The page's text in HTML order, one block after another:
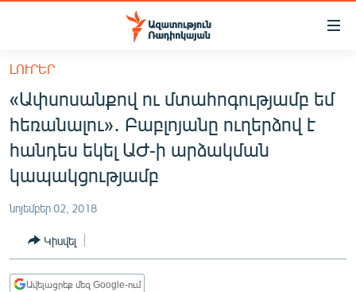
Մատչելիության
հիմնական
բովանդակությանը
Անցնել
հիմնական
մենյուին
Որոնում
ՀԱՅԱՍՏԱՆ
ՔԱՂԱՔԱԿԱՆ
ԸՆՏՐՈՒԹՅՈՒՆՆԵՐ 2026
ՏՆՏԵՍՈՒԹՅՈՒՆ
ՂԱՐԱԲԱՂ
ԼՈՒՐԵՐ
«Ափսոսանքով ու մտահոգությամբ եմ
հեռանալու»․ Բաբլոյանը ուղերձով է
հանդես եկել ԱԺ-ի արձակման
կապակցությամբ
նոյեմբեր 02, 2018
Կիսվել
Ավելացրեք մեզ Google-ում